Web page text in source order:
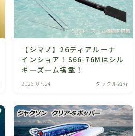
【シマノ】26ディアルーナ
インショア！S66-76Mはシル
キーズーム搭載！
2026.07.24 タックル紹介